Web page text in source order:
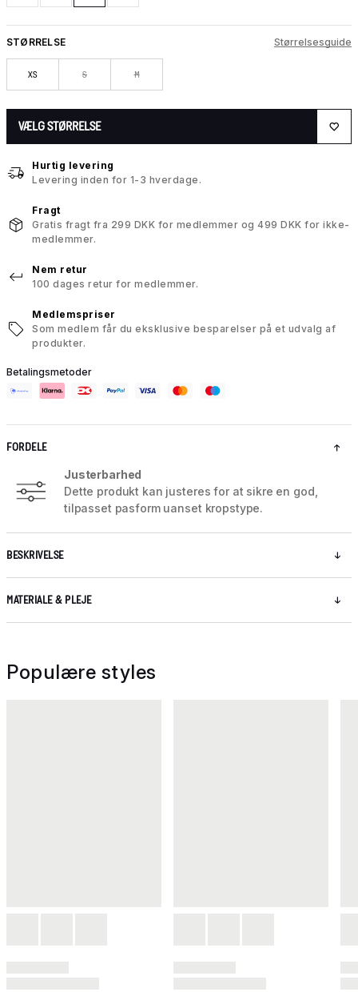
STØRRELSE Størrelsesguide
XS S M
VÆLG STØRRELSE
Hurtig levering
Levering inden for 1-3 hverdage.
Fragt
Gratis fragt fra 299 DKK for medlemmer og 499 DKK for ikke-
medlemmer.
Nem retur
100 dages retur for medlemmer.
Medlemspriser
Som medlem får du eksklusive besparelser på et udvalg af
produkter.
Betalingsmetoder
FORDELE
Justerbarhed
Dette produkt kan justeres for at sikre en god,
tilpasset pasform uanset kropstype.
BESKRIVELSE
MATERIALE & PLEJE
Populære styles